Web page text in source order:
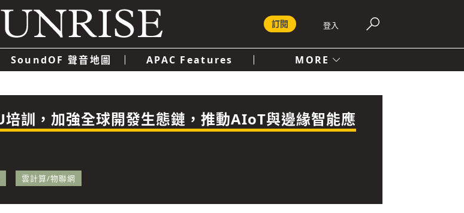
登入
訂閱
SoundOF 聲音地圖 APAC Features MORE
科技 社會 人文
訓，加強全球開發生態鏈，推動AIoT與邊緣智能應
雲計算/物聯網